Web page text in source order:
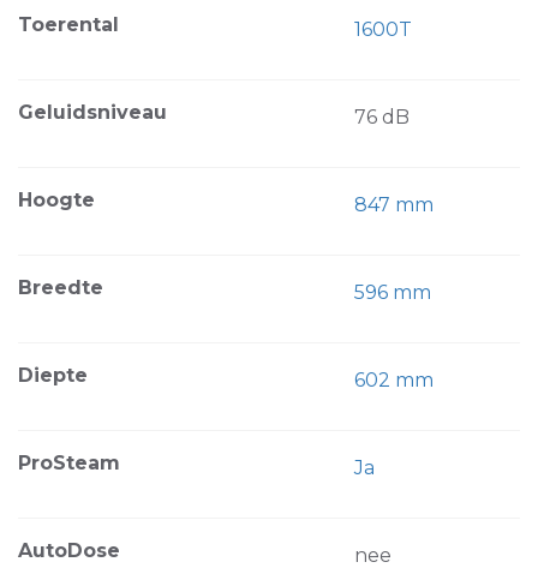
Toerental 1600T
Geluidsniveau 76 dB
Hoogte 847 mm
Breedte 596 mm
Diepte 602 mm
ProSteam Ja
AutoDose nee